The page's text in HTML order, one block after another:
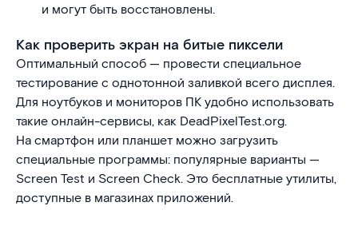
и могут быть восстановлены.
Как проверить экран на битые пиксели
Оптимальный способ — провести специальное
тестирование с однотонной заливкой всего дисплея.
Для ноутбуков и мониторов ПК удобно использовать
такие онлайн-сервисы, как DeadPixelTest.org.
На смартфон или планшет можно загрузить
специальные программы: популярные варианты —
Screen Test и Screen Check. Это бесплатные утилиты,
доступные в магазинах приложений.